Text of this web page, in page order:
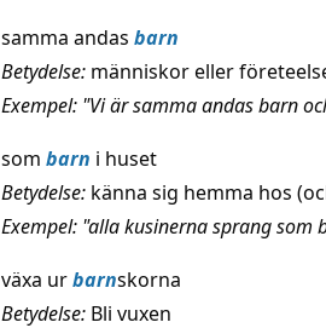
samma andas barn
Betydelse: människor eller
Exempel: "Vi är samma andas barn
som barn i huset
Betydelse: känna sig hemma hos
Exempel: "alla kusinerna sprang
växa urbarnskorna
Betydelse: Bli vuxen